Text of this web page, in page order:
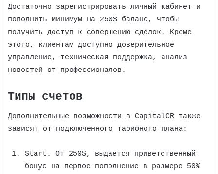
Достаточно зарегистрировать личный кабинет и
пополнить минимум на 250$ баланс, чтобы
получить доступ к совершению сделок. Кроме
этого, клиентам доступно доверительное
управление, техническая поддержка, анализ
новостей от профессионалов.
Типы счетов
Дополнительные возможности в CapitalCR также
зависят от подключенного тарифного плана:
Start. От 250$, выдается приветственный
бонус на первое пополнение в размере 50%